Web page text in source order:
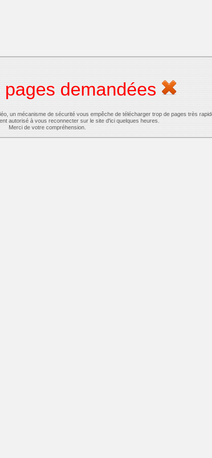
demandées
un mécanisme de sécurité vous empêche de télécharger trop de pages très
autorisé à vous reconnecter sur le site d'ici quelques heures.
Merci de votre compréhension.